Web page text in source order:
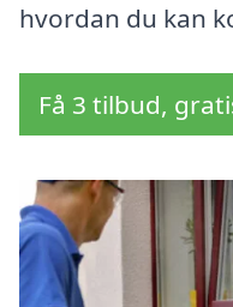
hvordan du kan
Få 3 tilbud,